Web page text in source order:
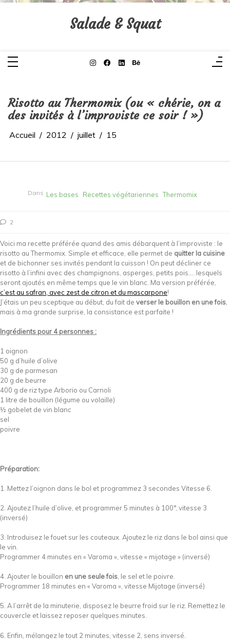
Aller
Salade & Squat
Risotto au Thermomix (ou « chérie, on a
des invités à l’improviste ce soir ! »)
Accueil 2012 juillet 15
Dans Les bases Recettes végétariennes Thermomix
2
Voici ma recette préférée quand des amis débarquent à l’improviste : le
risotto au Thermomix. Simple et efficace, elle permet de quitter la cuisine
et de bichonner ses invités pendant la cuisson ! On peut décliner ce
risotto à l’infini avec des champignons, asperges, petits pois…. lesquels
seront ajoutés en même temps que le vin blanc. Ma version préférée,
c’est au safran, avec zest de citron et du mascarpone!
J’étais un peu sceptique au début, du fait de verser le bouillon en une fois
mais à ma grande surprise, la consistance est parfaite !
Ingrédients pour 4 personnes :
1 oignon
50 g d’huile d’olive
30 g de parmesan
20 g de beurre
400 g de riz type Arborio ou Carnoli
1 litre de bouillon (légume ou volaille)
½ gobelet de vin blanc
sel
poivre
Préparation:
1. Mettez l’oignon dans le bol et programmez 3 secondes Vitesse 6.
2. Ajoutez l’huile d’olive, et programmer 5 minutes à 100°, vitesse 3
(inversé)
3. Introduisez le fouet sur les couteaux. Ajoutez le riz dans le bol ainsi que
le vin.
Programmer 4 minutes en « Varoma », vitesse « mijotage » (inversé)
4. Ajouter le bouillon en une seule fois, le sel et le poivre.
Programmer 18 minutes en « Varoma », vitesse Mijotage (inversé)
5. A l’arrêt de la minuterie, disposez le beurre froid sur le riz. Remettez le
couvercle et laissez reposer quelques minutes.
6. Enfin, mélangez le tout 2 minutes, vitesse 2, sens inversé.